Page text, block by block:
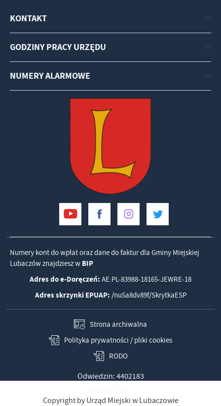
KONTAKT
GODZINY PRACY URZĘDU
NUMERY ALARMOWE
Numery kont do wpłat oraz dane do faktur dla Gminy Miejskiej
Lubaczów znajdziesz w BIP
Adres do e-Doręczeń: AE:PL-83988-18165-JEWRE-18
Adres skrzynki EPUAP: /nu5a8dv89f/SkrytkaESP
Strona archiwalna
Polityka prywatności / pliki cookies
RODO
Odwiedzin: 4402183
Copyright by Urząd Miejski w Lubaczowie